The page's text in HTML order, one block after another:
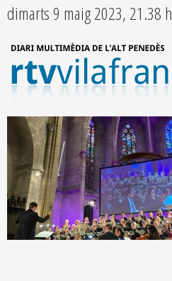
dimarts 9 maig 2023, 21.38 h